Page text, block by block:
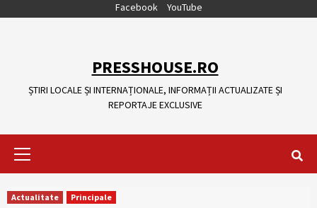
Facebook YouTube
PRESSHOUSE.RO
ȘTIRI LOCALE ȘI INTERNAȚIONALE, INFORMAȚII ACTUALIZATE ȘI
REPORTAJE EXCLUSIVE
Actualitate Principale